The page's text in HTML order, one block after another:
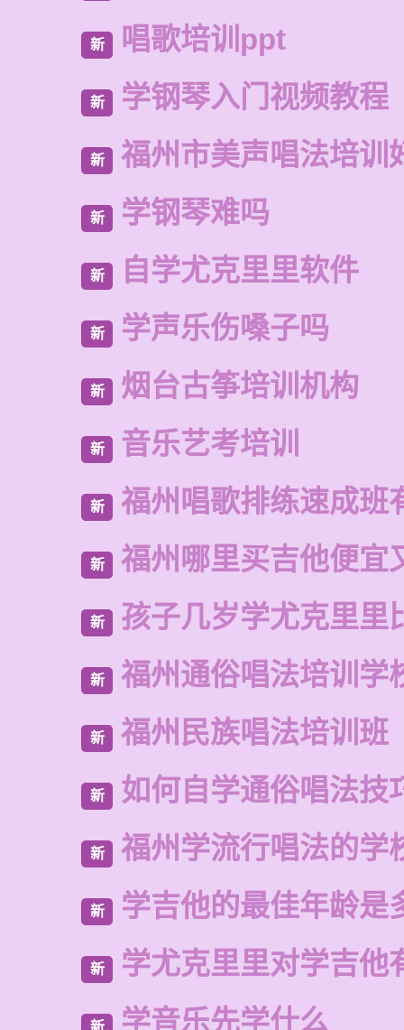
新 唱歌培训ppt
新 学钢琴入门视频教程
新 福州市美声唱法培训
新 学钢琴难吗
新 自学尤克里里软件
新 学声乐伤嗓子吗
新 烟台古筝培训机构
新 音乐艺考培训
新 福州唱歌排练速成班
新 福州哪里买吉他便宜
新 孩子几岁学尤克里里
新 福州通俗唱法培训学
新 福州民族唱法培训班
新 如何自学通俗唱法技
新 福州学流行唱法的学
新 学吉他的最佳年龄是
新 学尤克里里对学吉他
新 学音乐先学什么